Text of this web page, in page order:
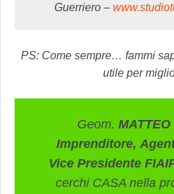
Guerriero –
PS: Come sempre… fammi
utile per
Geom. MATTEO
Imprenditore,
Vice Presidente
cerchi CASA nella